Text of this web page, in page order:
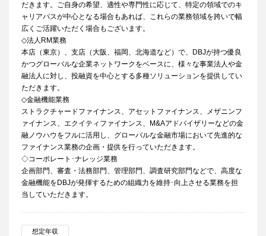
だきます。ご自身の希望、適性や専門性に応じて、特定の領域でのキ
ャリアパスが中心となる場合もあれば、これらの業務領域を跨いで幅
広くご活躍いただく場合もございます。
◇法人RM業務
本店（東京）、支店（大阪、福岡、北海道など）で、DBJが持つ優良
かつグローバルな企業ネットワークをベースに、様々な事業法人や金
融法人に対し、投融資を中心とする多種ソリューションを提供してい
ただきます。
◇金融機能業務
ストラクチャードファイナンス、アセットファイナンス、メザニンフ
ァイナンス、エクイティファイナンス、M&Aアドバイザリーなどの金
融ノウハウをフルに活用し、グローバルな金融市場において先進的な
ファイナンス業務の企画・提供を行っていただきます。
◇コーポレート･ナレッジ業務
企画部門、審査・法務部門、管理部門、調査研究部門などで、高度な
金融機能をDBJが発揮するための組織力を維持･向上させる業務を担
当していただきます。
想定年収